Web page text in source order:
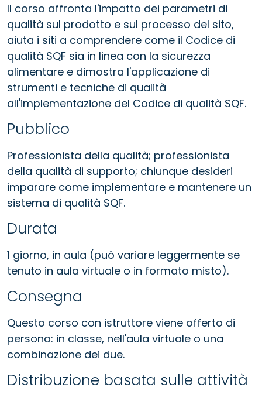
Il corso affronta l'impatto dei parametri di
qualità sul prodotto e sul processo del sito,
aiuta i siti a comprendere come il Codice di
qualità SQF sia in linea con la sicurezza
alimentare e dimostra l'applicazione di
strumenti e tecniche di qualità
all'implementazione del Codice di qualità SQF.
Pubblico
Professionista della qualità; professionista
della qualità di supporto; chiunque desideri
imparare come implementare e mantenere un
sistema di qualità SQF.
Durata
1 giorno, in aula (può variare leggermente se
tenuto in aula virtuale o in formato misto).
Consegna
Questo corso con istruttore viene offerto di
persona: in classe, nell'aula virtuale o una
combinazione dei due.
Distribuzione basata sulle attività